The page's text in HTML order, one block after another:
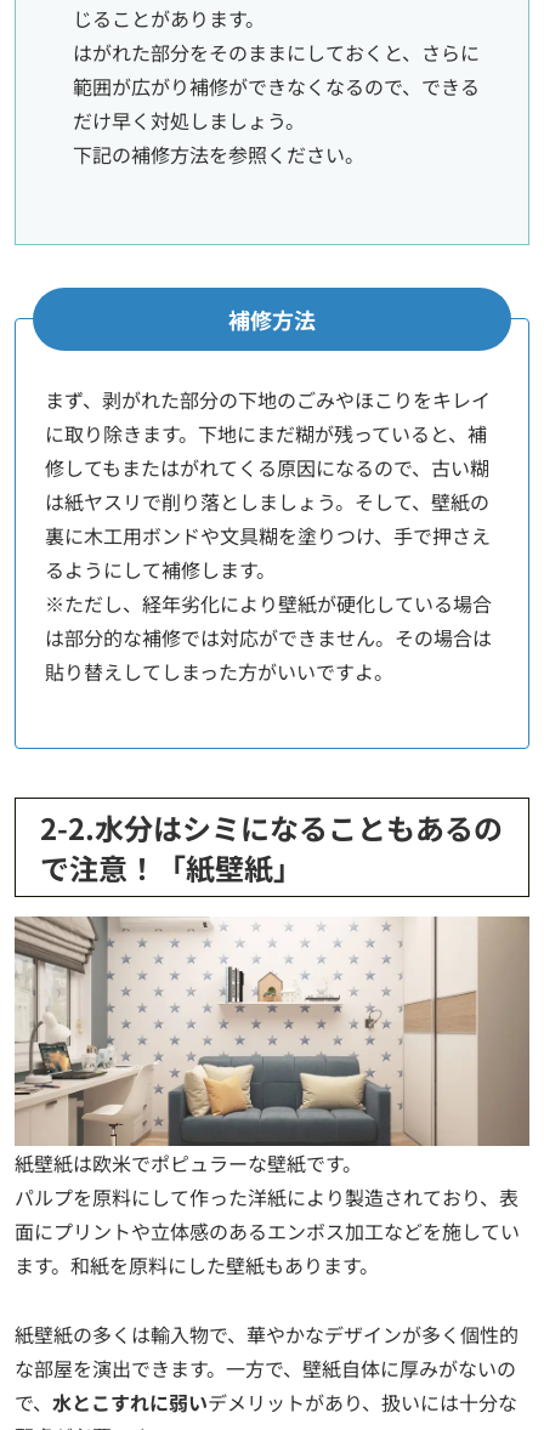
じることがあります。
はがれた部分をそのままにしておくと、さらに
範囲が広がり補修ができなくなるので、できる
だけ早く対処しましょう。
下記の補修方法を参照ください。
補修方法
まず、剥がれた部分の下地のごみやほこりをキレイ
に取り除きます。下地にまだ糊が残っていると、補
修してもまたはがれてくる原因になるので、古い糊
は紙ヤスリで削り落としましょう。そして、壁紙の
裏に木工用ボンドや文具糊を塗りつけ、手で押さえ
るようにして補修します。
※ただし、経年劣化により壁紙が硬化している場合
は部分的な補修では対応ができません。その場合は
貼り替えしてしまった方がいいですよ。
2-2.水分はシミになることもあるの
で注意！「紙壁紙」
紙壁紙は欧米でポピュラーな壁紙です。
パルプを原料にして作った洋紙により製造されており、表
面にプリントや立体感のあるエンボス加工などを施してい
ます。和紙を原料にした壁紙もあります。
紙壁紙の多くは輸入物で、華やかなデザインが多く個性的
な部屋を演出できます。一方で、壁紙自体に厚みがないの
で、 水とこすれに弱いデメリットがあり、扱いには十分な